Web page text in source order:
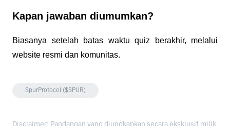
Kapan jawaban diumumkan?
Biasanya setelah batas waktu quiz berakhir, melalui
website resmi dan komunitas.
SpurProtocol ($SPUR)